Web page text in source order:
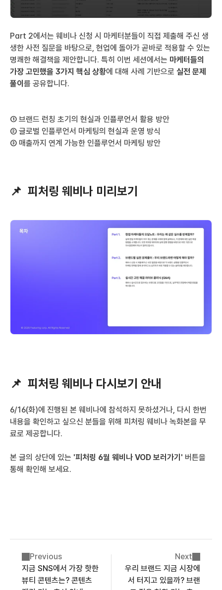
Part 2에서는 웨비나 신청 시 마케터분들이 직접 제출해 주신 생
생한 사전 질문을 바탕으로, 현업에 돌아가 곧바로 적용할 수 있는
명쾌한 해결책을 제안합니다. 특히 이번 세션에서는 마케터들의
가장 고민했을 3가지 핵심 상황에 대해 사례 기반으로 실전 문제
풀이 를 공유합니다.
① 브랜드 런칭 초기의 현실과 인플루언서 활용 방안
② 글로벌 인플루언서 마케팅의 현실과 운영 방식
③ 매출까지 연계 가능한 인플루언서 마케팅 방안
📌  피처링 웨비나 미리보기
📌  피처링 웨비나 다시보기 안내
6/16(화)에 진행된 본 웨비나에 참석하지 못하셨거나, 다시 한번
내용을 확인하고 싶으신 분들을 위해 피처링 웨비나 녹화본을 무
료로 제공합니다.
본 글의 상단에 있는 '피처링 6월 웨비나 VOD 보러가기' 버튼을
통해 확인해 보세요.
Previous
지금 SNS에서 가장 핫한
뷰티 콘텐츠는? 콘텐츠
Next
우리 브랜드 지금 시장에
서 터지고 있을까? 브랜